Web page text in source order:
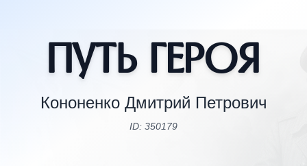
Путь Героя
Кононенко Дмитрий Петрович
ID: 350179